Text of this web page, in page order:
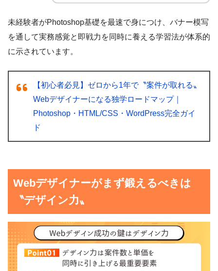
未経験者がPhotoshop基礎を最速で身につけ、バナー模写
を通して実務感覚と即戦力を同時に養える学習法が体系的
に示されています。
【初心者必見】ゼロから1年で〝案件が取れる〟
Webデザイナーになる独学ロードマップ｜
Photoshop・HTML/CSS・WordPress完全ガイ
ド
Webデザイナーがまず鍛えるべきは
〝デザイン力〟